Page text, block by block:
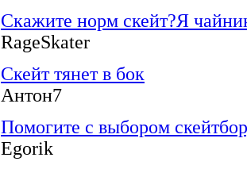
Скажите норм скейт?Я
RageSkater
Скейт тянет в бок
Антон7
Помогите с выбором
Egorik